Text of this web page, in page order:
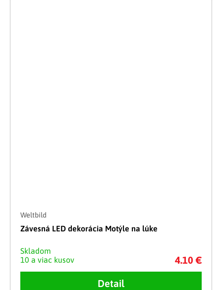
Weltbild
Závesná LED dekorácia Motýle na lúke
Skladom
10 a viac kusov
4.10 €
Detail